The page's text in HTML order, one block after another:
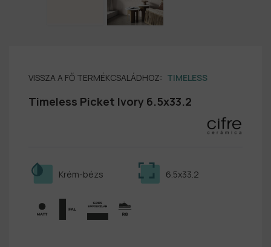
VISSZA A FŐ TERMÉKCSALÁDHOZ: TIMELESS
Timeless Picket Ivory 6.5x33.2
6.5x33.2
Krém-bézs